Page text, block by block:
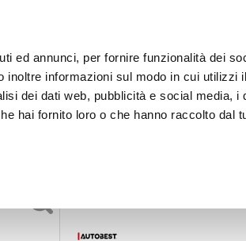
ed annunci, per fornire funzionalità dei
informazioni sul modo in cui utilizzi
dei dati web, pubblicità e social media, i
hai fornito loro o che hanno raccolto dal